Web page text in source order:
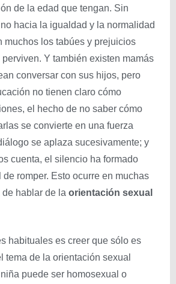
de la edad que tengan. Sin
hacia la igualdad y la normalidad
muchos los tabúes y prejuicios
Y también existen mamás
conversar con sus hijos, pero
no tienen claro cómo
el hecho de no saber cómo
se convierte en una fuerza
se aplaza sucesivamente; y
cuenta, el silencio ha formado
romper. Esto ocurre en muchas
hablar de la orientación sexual
habituales es creer que sólo es
tema de la orientación sexual
puede ser homosexual o